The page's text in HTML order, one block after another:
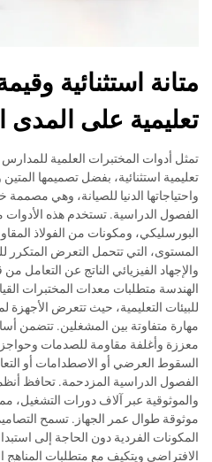
متانة استثنائية
تعليمية على المدى
تمثل أدوات المختبرات العلمية
تعليمية استثنائية، بفضل تصميمها
واحتياجاتها الدنيا للصيانة، وهي
الفصول الدراسية. تستخدم هذه الأدوات
البورسليكي، ومكونات من الفولاذ
المستوى، التي تتحمل التعرض المتكرر
والإجهاد الفيزيائي الناتج عن التعامل
الهندسة متطلبات معدات المختبرات
للبيئات التعليمية، حيث تتعرض
مهارة متفاوتة بين المشغلين. تتضمن
معززة وأغلفة مقاومة للصدمات وحواجز
السقوط العرضي أو الاصطدامات أو
الفصول الدراسية المزدحمة. تحافظ
والموثوقية عبر آلاف دورات التشغيل،
موثوقة طوال عمر الجهاز. تسمح
المكونات الفردية دون الحاجة إلى
الافتراضي ويتكيف مع متطلبات المناهج